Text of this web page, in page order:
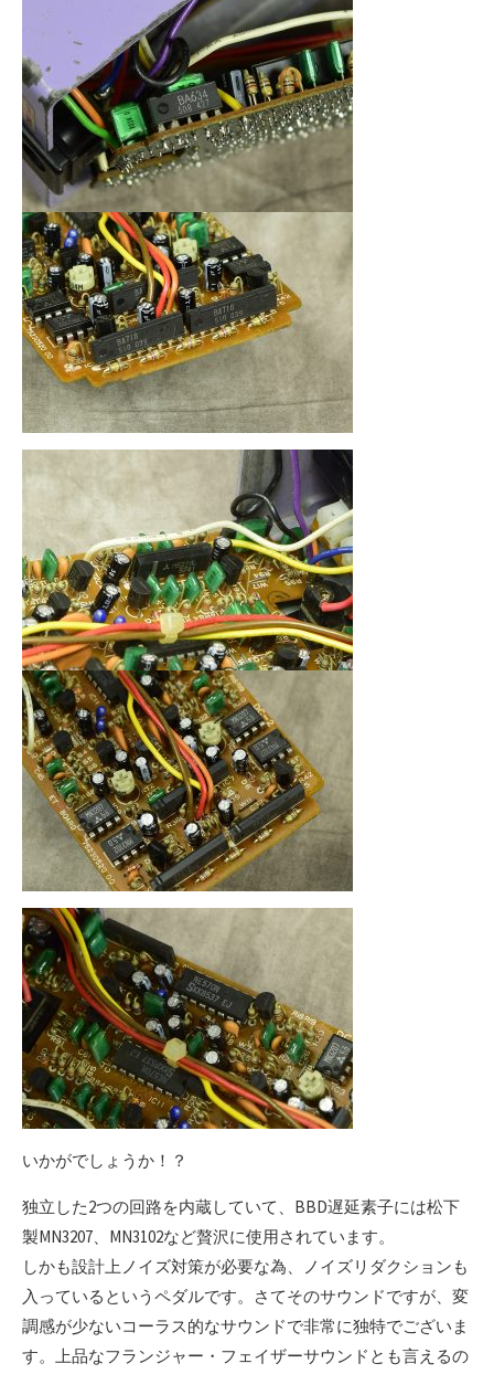
いかがでしょうか！？
独立した2つの回路を内蔵していて、 BBD遅延素子には松下
製MN3207、 MN3102など贅沢に使用されています。
しかも設計上ノイズ対策が必要な為、ノイズリダクションも
入っているというペダルです。さてそのサウンドですが、変
調感が少ないコーラス的なサウンドで非常に独特でございま
す。上品なフランジャー・フェイザーサウンドとも言えるの